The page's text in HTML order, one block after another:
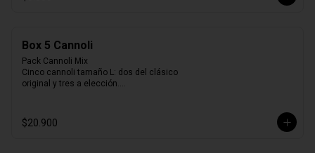
Box 5 Cannoli
Pack Cannoli Mix
Cinco cannoli tamaño L: dos del clásico
original y tres a elección.
tradicional con nuevos sabores.
$20.900